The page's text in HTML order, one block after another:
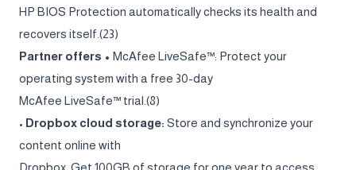
HP BIOS Protection automatically checks its health and
recovers itself.(23)
Partner offers • McAfee LiveSafe™: Protect your
operating system with a free 30-day
McAfee LiveSafe™ trial.(8)
• Dropbox cloud storage: Store and synchronize your
content online with